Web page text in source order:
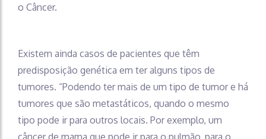
o Câncer.
Existem ainda casos de pacientes que têm
predisposição genética em ter alguns tipos de
tumores. “Podendo ter mais de um tipo de tumor e há
tumores que são metastáticos, quando o mesmo
tipo pode ir para outros locais. Por exemplo, um
câncer de mama que pode ir para o pulmão, para o